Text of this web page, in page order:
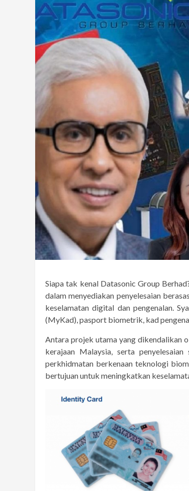
Siapa tak kenal Datasonic Group
dalam menyediakan penyelesaian
keselamatan digital dan pengenalan.
(MyKad), pasport biometrik, kad
Antara projek utama yang dikendalikan
kerajaan Malaysia, serta
perkhidmatan berkenaan teknologi
bertujuan untuk meningkatkan